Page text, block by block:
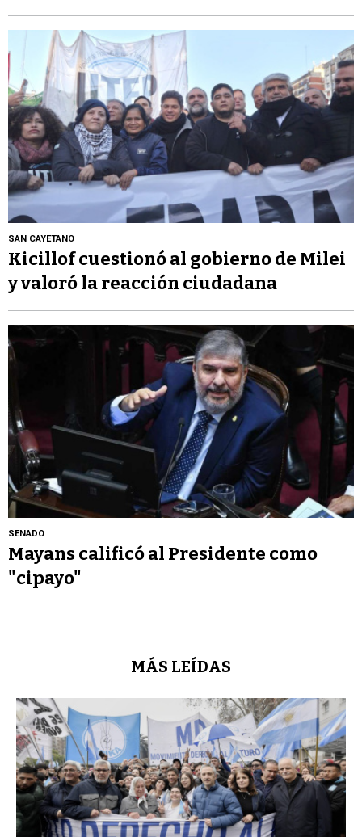
SAN CAYETANO
Kicillof cuestionó al gobierno de Milei
y valoró la reacción ciudadana
SENADO
Mayans calificó al Presidente como
"cipayo"
MÁS LEÍDAS